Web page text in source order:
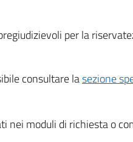
per la
consultare lasezione
nei moduli di richiesta o